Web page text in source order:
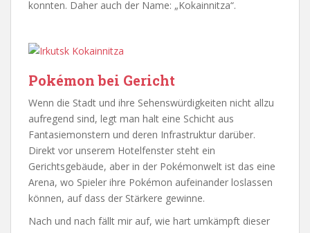
konnten. Daher auch der Name: „Kokainnitza“.
Pokémon bei Gericht
Wenn die Stadt und ihre Sehenswürdigkeiten nicht allzu
aufregend sind, legt man halt eine Schicht aus
Fantasiemonstern und deren Infrastruktur darüber.
Direkt vor unserem Hotelfenster steht ein
Gerichtsgebäude, aber in der Pokémonwelt ist das eine
Arena, wo Spieler ihre Pokémon aufeinander loslassen
können, auf dass der Stärkere gewinne.
Nach und nach fällt mir auf, wie hart umkämpft dieser